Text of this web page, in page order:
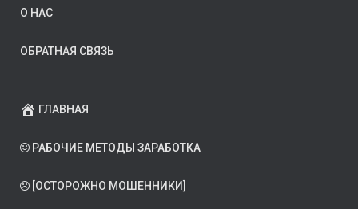
О НАС
ОБРАТНАЯ СВЯЗЬ
ГЛАВНАЯ
РАБОЧИЕ МЕТОДЫ ЗАРАБОТКА
[ОСТОРОЖНО МОШЕННИКИ]